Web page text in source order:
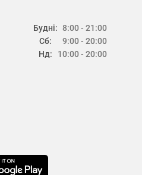
Будні:
Сб:
Нд:
8:00 - 21:00
9:00 - 20:00
10:00 - 20:00